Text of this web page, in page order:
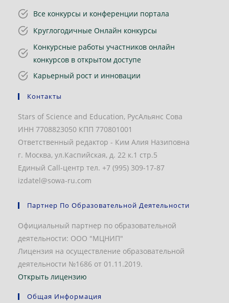
Все конкурсы и конференции портала
Круглогодичные Онлайн конкурсы
Конкурсные работы участников онлайн
конкурсов в открытом доступе
Карьерный рост и инновации
Контакты
Stars of Science and Education, РусАльянс Сова
ИНН 7708823050 КПП 770801001
Ответственный редактор - Ким Алия Назиповна
г. Москва, ул.Каспийская, д. 22 к.1 стр.5
Единый Call-центр тел. +7 (995) 309-17-87
izdatel@sowa-ru.com
Партнер По Образовательной Деятельности
Официальный партнер по образовательной
деятельности: ООО "МЦНИП"
Лицензия на осуществление образовательной
деятельности №1686 от 01.11.2019.
Открыть лицензию
Общая Информация